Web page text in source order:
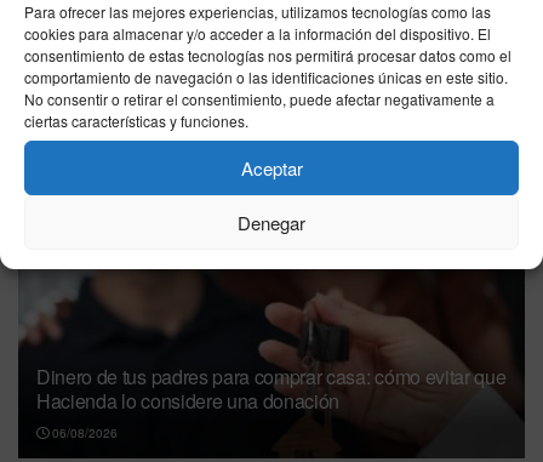
Para ofrecer las mejores experiencias, utilizamos tecnologías como las
cookies para almacenar y/o acceder a la información del dispositivo. El
consentimiento de estas tecnologías nos permitirá procesar datos como el
comportamiento de navegación o las identificaciones únicas en este sitio.
No consentir o retirar el consentimiento, puede afectar negativamente a
ciertas características y funciones.
Aceptar
Denegar
Sueños de Libertad: avance del capítulo de hoy, jueves 6
de agosto de 2026
06/08/2026
Dinero de tus padres para comprar casa: cómo evitar que
Hacienda lo considere una donación
06/08/2026